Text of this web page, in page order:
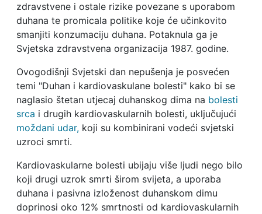
zdravstvene i ostale rizike povezane s uporabom
duhana te promicala politike koje će učinkovito
smanjiti konzumaciju duhana. Potaknula ga je
Svjetska zdravstvena organizacija 1987. godine.
Ovogodišnji Svjetski dan nepušenja je posvećen
temi "Duhan i kardiovaskulane bolesti" kako bi se
naglasio štetan utjecaj duhanskog dima na bolesti
srca i drugih kardiovaskularnih bolesti, uključujući
moždani udar,koji su kombinirani vodeći svjetski
uzroci smrti.
Kardiovaskularne bolesti ubijaju više ljudi nego bilo
koji drugi uzrok smrti širom svijeta, a uporaba
duhana i pasivna izloženost duhanskom dimu
doprinosi oko 12% smrtnosti od kardiovaskularnih